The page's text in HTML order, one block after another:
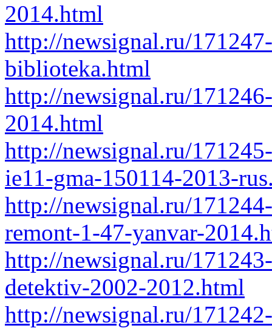
2014.html
http://newsignal.ru/
biblioteka.html
http://newsignal.ru/
2014.html
http://newsignal.ru/
ie11-gma-150114-2013-
http://newsignal.ru/
remont-1-47-yanvar-
http://newsignal.ru/
detektiv-2002-2012.html
http://newsignal.ru/